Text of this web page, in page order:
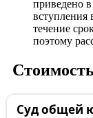
приведено
течение
поэтому
Стоимость
Суд общей